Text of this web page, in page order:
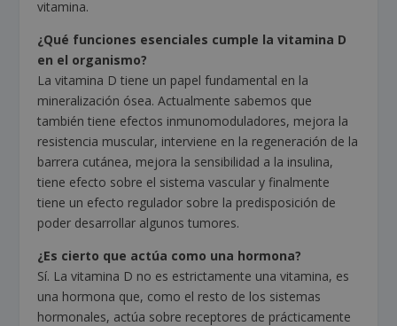
vitamina.
¿Qué funciones esenciales cumple la vitamina D
en el organismo?
La vitamina D tiene un papel fundamental en la
mineralización ósea. Actualmente sabemos que
también tiene efectos inmunomoduladores, mejora la
resistencia muscular, interviene en la regeneración de la
barrera cutánea, mejora la sensibilidad a la insulina,
tiene efecto sobre el sistema vascular y finalmente
tiene un efecto regulador sobre la predisposición de
poder desarrollar algunos tumores.
¿Es cierto que actúa como una hormona?
Sí. La vitamina D no es estrictamente una vitamina, es
una hormona que, como el resto de los sistemas
hormonales, actúa sobre receptores de prácticamente